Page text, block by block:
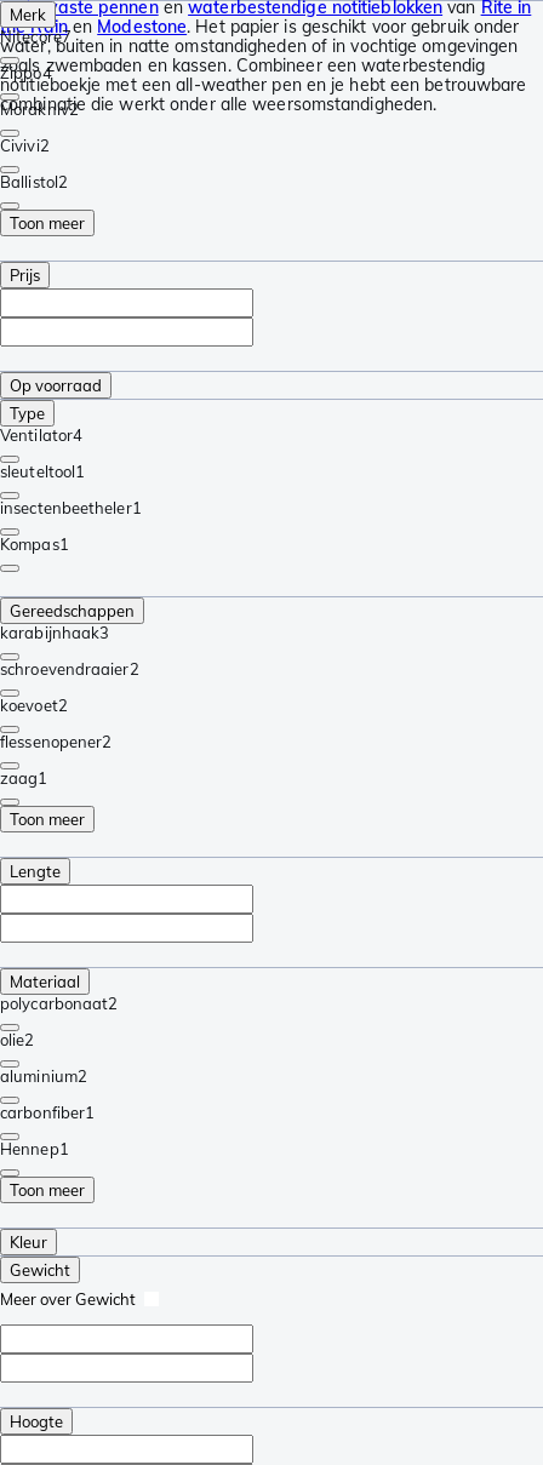
watervaste pennenenwaterbestendige notitieblokkenvanRite in
the Rainen Modestone. Het papier is geschikt voor gebruik onder
water, buiten in natte omstandigheden of in vochtige omgevingen
zoals zwembaden en kassen. Combineer een waterbestendig
notitieboekje met een all-weather pen en je hebt een betrouwbare
combinatie die werkt onder alle weersomstandigheden.
Merk
Nitecore7
Zippo4
Morakniv2
Civivi2
Ballistol2
Toon meer
Prijs
Op voorraad
Type
Ventilator4
sleuteltool1
insectenbeetheler1
Kompas1
Gereedschappen
karabijnhaak3
schroevendraaier2
koevoet2
flessenopener2
zaag1
Toon meer
Lengte
Materiaal
polycarbonaat2
olie2
aluminium2
carbonfiber1
Hennep1
Toon meer
Kleur
Gewicht
Meer over Gewicht
Hoogte